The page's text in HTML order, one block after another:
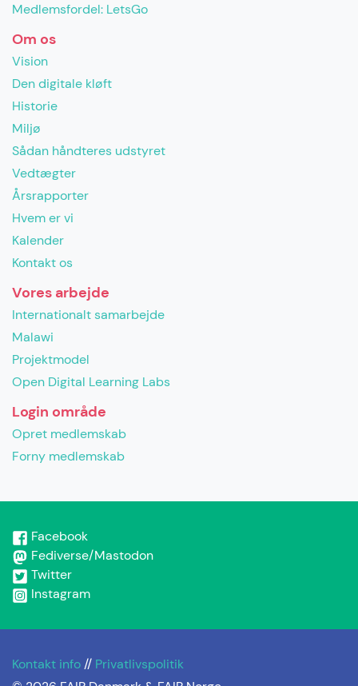
Medlemsfordel: LetsGo
Om os
Vision
Den digitale kløft
Historie
Miljø
Sådan håndteres udstyret
Vedtægter
Årsrapporter
Hvem er vi
Kalender
Kontakt os
Vores arbejde
Internationalt samarbejde
Malawi
Projektmodel
Open Digital Learning Labs
Login område
Opret medlemskab
Forny medlemskab
Facebook
Fediverse/Mastodon
Twitter
Instagram
Kontakt info// Privatlivspolitik